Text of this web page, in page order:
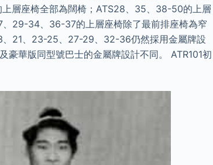
層座椅全部為闊椅；ATS28、35、38-50的上層
29-34、36-37的上層座椅除了最前排座椅為窄
、21、23-25、27-29、32-36仍然採用金屬牌設
豪華版同型號巴士的金屬牌設計不同。 ATR101初